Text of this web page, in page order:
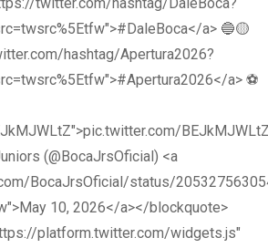
a> 🔵🟡
hashtag/Apertura2026?
a> ⚽
(@BocaJrsOficial) <a
BocaJrsOficial/status/
10, 2026</a></blockquote>
platform.twitter.com/widgets.js"